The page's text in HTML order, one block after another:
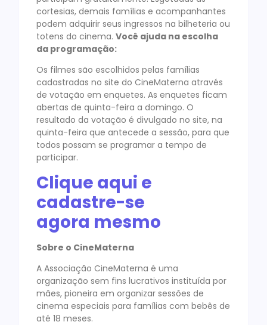
cortesias, demais famílias e acompanhantes
podem adquirir seus ingressos na bilheteria ou
totens do cinema. Você ajuda na escolha
da programação:
Os filmes são escolhidos pelas famílias
cadastradas no site do CineMaterna através
de votação em enquetes. As enquetes ficam
abertas de quinta-feira a domingo. O
resultado da votação é divulgado no site, na
quinta-feira que antecede a sessão, para que
todos possam se programar a tempo de
participar.
Clique aqui e
cadastre-se
agora mesmo
Sobre o CineMaterna
A Associação CineMaterna é uma
organização sem fins lucrativos instituída por
mães, pioneira em organizar sessões de
cinema especiais para famílias com bebês de
até 18 meses.